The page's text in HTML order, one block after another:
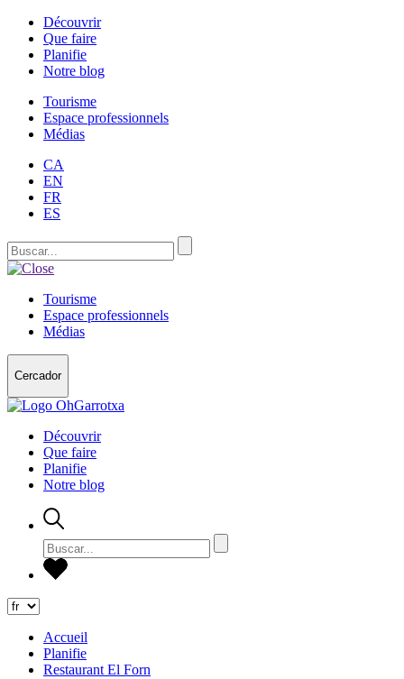
Découvrir
Que faire
Planifie
Notre blog
Tourisme
Espace professionnels
Médias
CA
EN
FR
ES
Tourisme
Espace professionnels
Médias
Cercador
Découvrir
Que faire
Planifie
Notre blog
Accueil
Planifie
Restaurant El Forn